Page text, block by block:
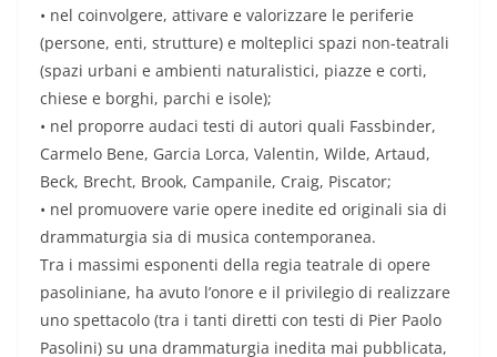
• nel coinvolgere, attivare e valorizzare le periferie
(persone, enti, strutture) e molteplici spazi non-teatrali
(spazi urbani e ambienti naturalistici, piazze e corti,
chiese e borghi, parchi e isole);
• nel proporre audaci testi di autori quali Fassbinder,
Carmelo Bene, Garcia Lorca, Valentin, Wilde, Artaud,
Beck, Brecht, Brook, Campanile, Craig, Piscator;
• nel promuovere varie opere inedite ed originali sia di
drammaturgia sia di musica contemporanea.
Tra i massimi esponenti della regia teatrale di opere
pasoliniane, ha avuto l’onore e il privilegio di realizzare
uno spettacolo (tra i tanti diretti con testi di Pier Paolo
Pasolini) su una drammaturgia inedita mai pubblicata,